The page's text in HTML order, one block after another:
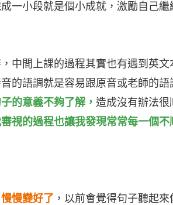
一小段就是個小成就，激勵自己繼
中間上課的過程其實也有遇到英文
的語調就是容易跟原音或老師的語
的意義不夠了解， 造成沒有辦法很
視的過程也讓我發現常常每一個不
慢變好了 ，以前會覺得句子聽起來